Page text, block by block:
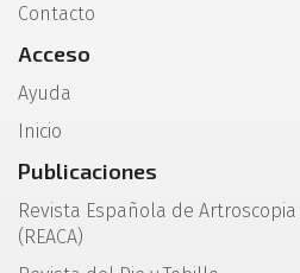
Contacto
Acceso
Ayuda
Inicio
Publicaciones
Revista Española de
(REACA)